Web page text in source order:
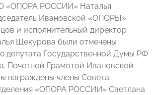
«ОПОРА РОССИИ» Наталья
Ивановской «ОПОРЫ»
и исполнительный директор
Щекурова были отмечены
депутата Государственной Думы РФ
Почетной Грамотой Ивановской
награждены члены Совета
«ОПОРА РОССИИ» Светлана